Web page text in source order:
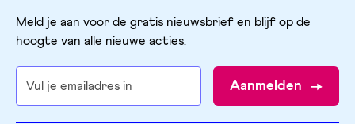
Meld je aan voor de gratis nieuwsbrief en blijf op de
hoogte van alle nieuwe acties.
Aanmelden